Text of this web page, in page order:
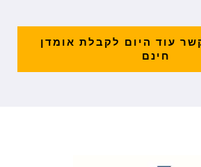
עוד היום לקבלת אומדן
חינם